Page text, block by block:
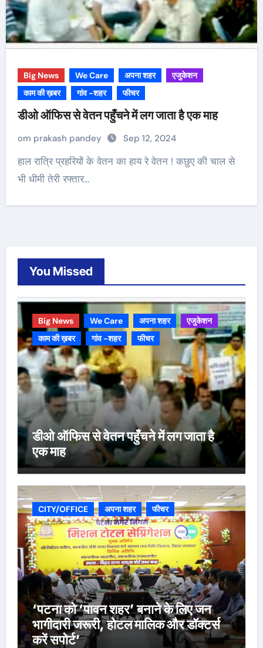
Big News We Care अपना शहर
एजुकेशन
काम की ख़बर
गांव -शहर फीचर
डीओ ऑफिस से वेतन पहुँचने में लग जाता है एक माह
om prakash pandey Sep 12, 2024
हाल रात्रि प्रहरियों के वेतन का हाय रे वेतन ! कछुए की चाल से
भी धीमी तेरी रफ्तार…
You Missed
Big News We Care अपना शहर
एजुकेशन
काम की ख़बर
गांव -शहर फीचर
डीओ ऑफिस से वेतन पहुँचने में लग जाता है
एक माह
CITY/OFFICE अपना शहर फीचर
‘पटना को ‘पावन शहर’ बनाने के लिए जन
भागीदारी जरूरी, होटल मालिक और डॉक्टर्स
करें सपोर्ट’